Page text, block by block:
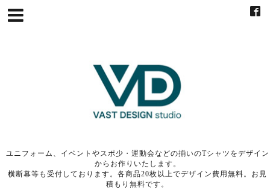
ユニフォーム、イベントやスポ少・運動会などの揃いのTシャツをデザイン
からお作りいたします。
横断幕等も受付しております。各商品20枚以上でデザイン費用無料。お見
積もり無料です。